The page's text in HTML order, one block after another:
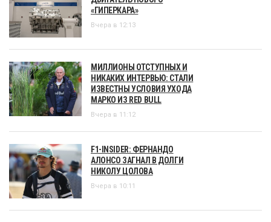
«ГИПЕРКАРА»
Вчера в 12:13
МИЛЛИОНЫ ОТСТУПНЫХ И
НИКАКИХ ИНТЕРВЬЮ: СТАЛИ
ИЗВЕСТНЫ УСЛОВИЯ УХОДА
МАРКО ИЗ RED BULL
Вчера в 11:12
F1-INSIDER: ФЕРНАНДО
АЛОНСО ЗАГНАЛ В ДОЛГИ
НИКОЛУ ЦОЛОВА
Вчера в 10:11